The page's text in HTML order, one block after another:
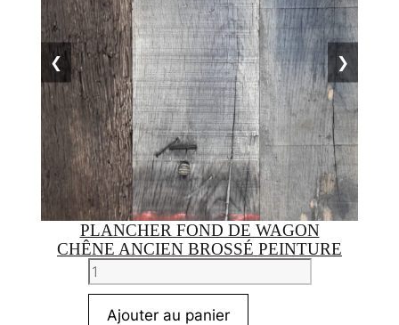
❮ ❯
PLANCHER FOND DE WAGON
CHÊNE ANCIEN BROSSÉ PEINTURE
quantité
de
Plancher
Ajouter au panier